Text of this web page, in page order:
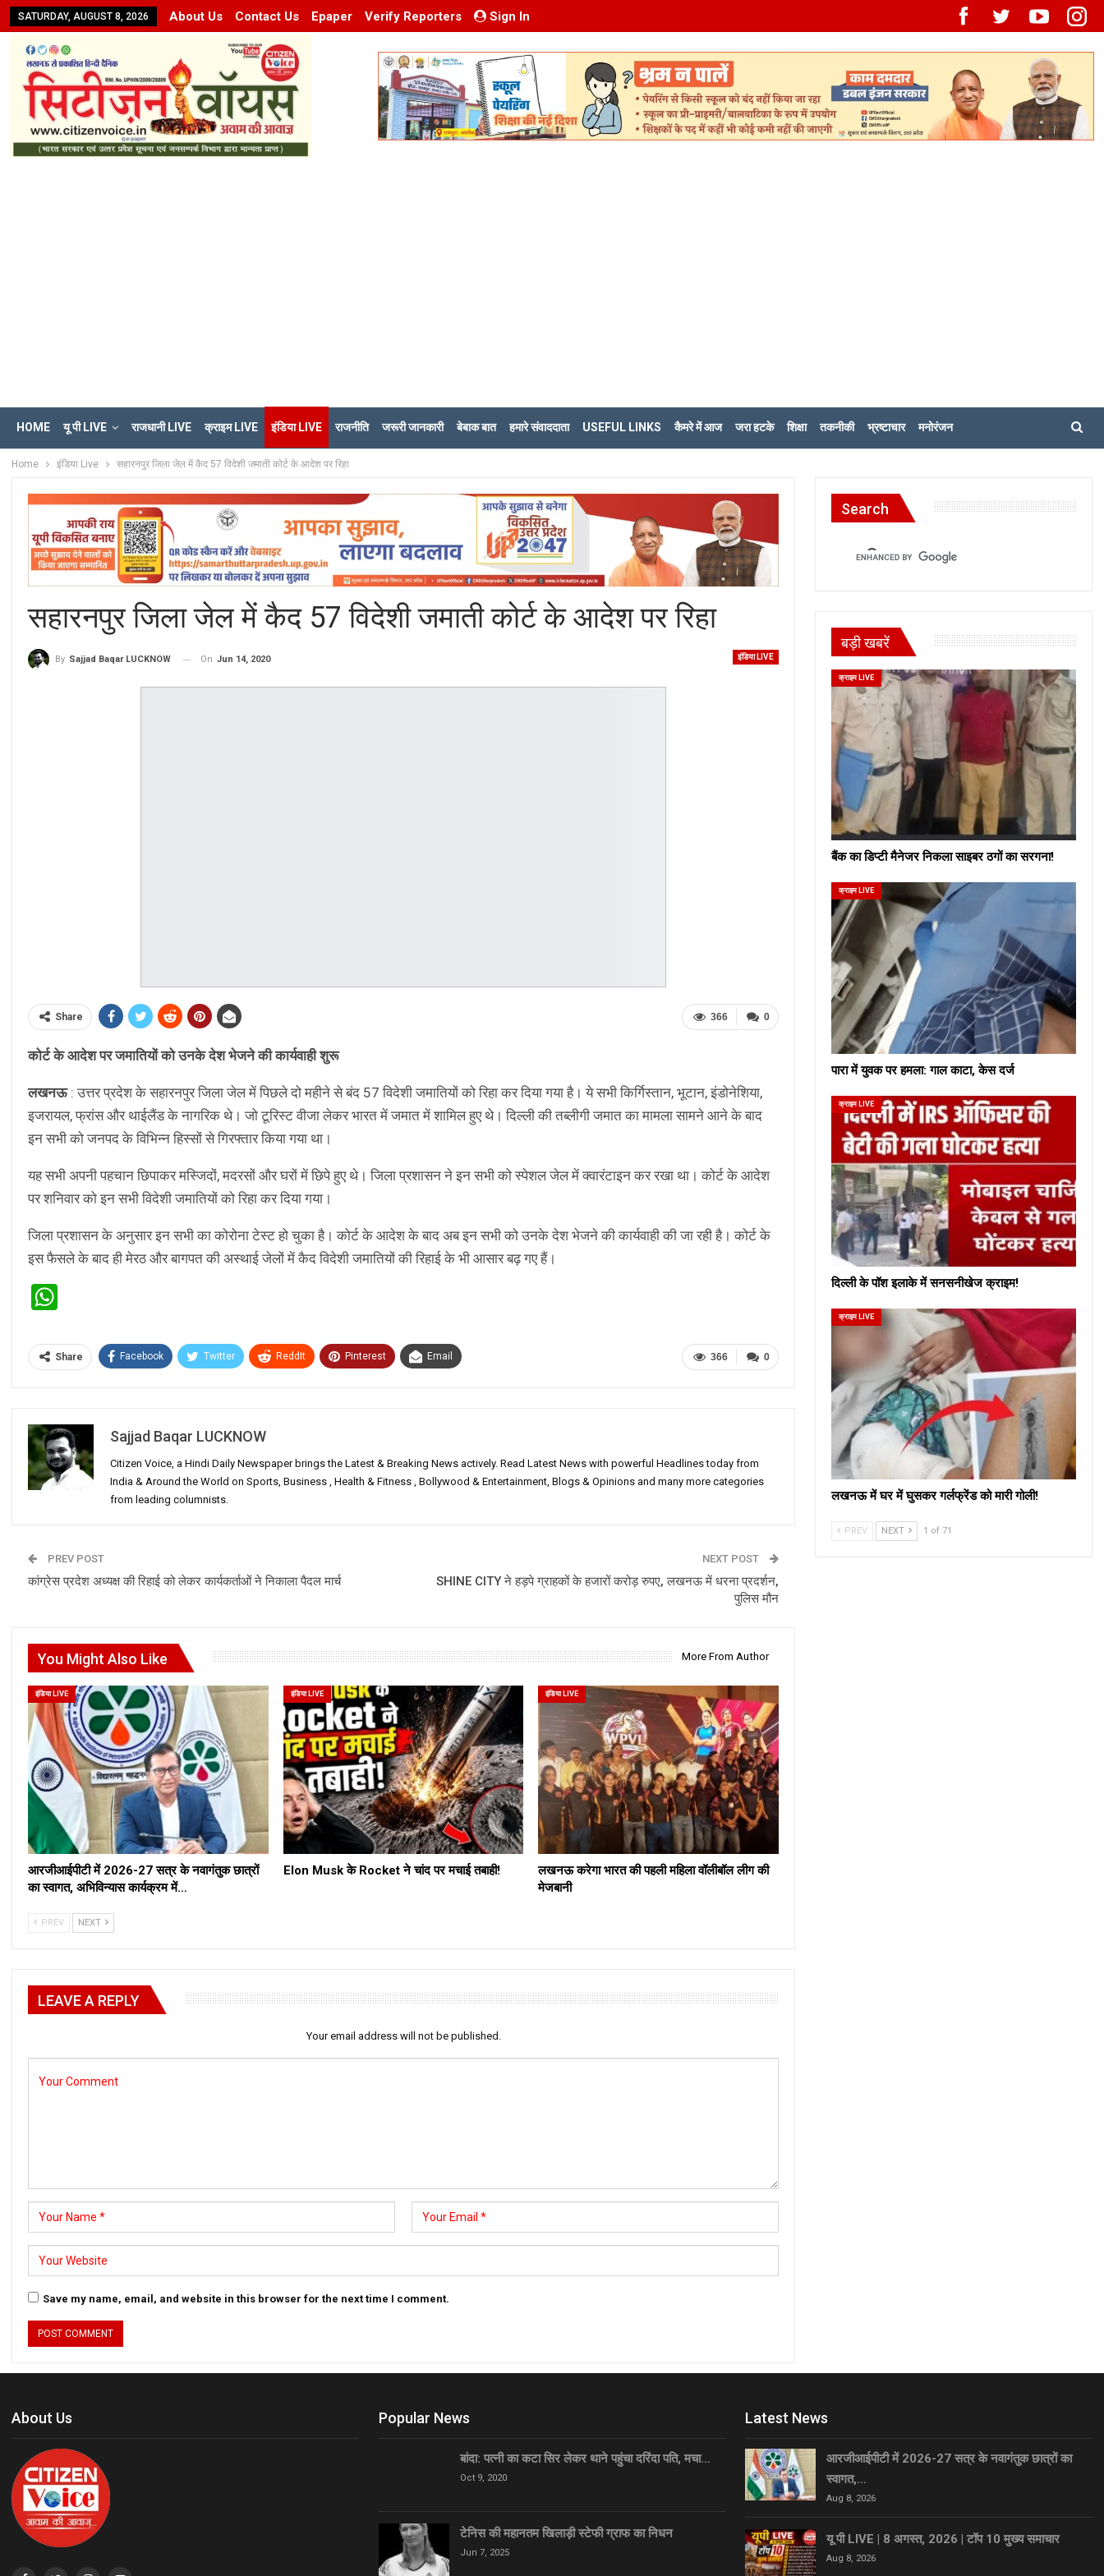
SATURDAY, AUGUST 8, 2026 About Us Contact Us Epaper Verify Reporters Sign In
HOME यू पी LIVE राजधानी LIVE क्राइम LIVE इंडिया LIVE राजनीति जरूरी जानकारी बेबाक बात हमारे संवाददाता USEFUL LINKS कैमरे में आज जरा हटके शिक्षा तकनीकी भ्रष्टाचार मनोरंजन
Home इंडिया Live सहारनपुर जिला जेल में कैद 57 विदेशी जमाती कोर्ट के आदेश पर रिहा
सहारनपुर जिला जेल में कैद 57 विदेशी जमाती कोर्ट के आदेश पर रिहा
इंडिया LIVE
By Sajjad Baqar LUCKNOW On Jun 14, 2020
0
366
Share
कोर्ट के आदेश पर जमातियों को उनके देश भेजने की कार्यवाही शुरू
लखनऊ: उत्तर प्रदेश के सहारनपुर जिला जेल में पिछले दो महीने से बंद 57 विदेशी जमातियों को रिहा कर दिया गया है। ये सभी किर्गिस्तान, भूटान, इंडोनेशिया,
इजरायल, फ्रांस और थाईलैंड के नागरिक थे। जो टूरिस्ट वीजा लेकर भारत में जमात में शामिल हुए थे। दिल्ली की तब्लीगी जमात का मामला सामने आने के बाद
इन सभी को जनपद के विभिन्न हिस्सों से गिरफ्तार किया गया था।
यह सभी अपनी पहचान छिपाकर मस्जिदों, मदरसों और घरों में छिपे हुए थे। जिला प्रशासन ने इन सभी को स्पेशल जेल में क्वारंटाइन कर रखा था। कोर्ट के आदेश
पर शनिवार को इन सभी विदेशी जमातियों को रिहा कर दिया गया।
जिला प्रशासन के अनुसार इन सभी का कोरोना टेस्ट हो चुका है। कोर्ट के आदेश के बाद अब इन सभी को उनके देश भेजने की कार्यवाही की जा रही है। कोर्ट के
इस फैसले के बाद ही मेरठ और बागपत की अस्थाई जेलों में कैद विदेशी जमातियों की रिहाई के भी आसार बढ़ गए हैं।
0
366
Share Facebook Twitter ReddIt Pinterest Email
Sajjad Baqar LUCKNOW
Citizen Voice, a Hindi Daily Newspaper brings the Latest & Breaking News actively. Read Latest News with powerful Headlines today from
India & Around the World on Sports, Business , Health & Fitness , Bollywood & Entertainment, Blogs & Opinions and many more categories
from leading columnists.
PREV POST
कांग्रेस प्रदेश अध्यक्ष की रिहाई को लेकर कार्यकर्ताओं ने निकाला पैदल मार्च
NEXT POST
SHINE CITY ने हड़पे ग्राहकों के हजारों करोड़ रुपए, लखनऊ में धरना प्रदर्शन,
पुलिस मौन
You Might Also Like More From Author
इंडिया LIVE
आरजीआईपीटी में 2026-27 सत्र के नवागंतुक छात्रों
का स्वागत, अभिविन्यास कार्यक्रम में…
इंडिया LIVE
Elon Musk के Rocket ने चांद पर मचाई तबाही!
इंडिया LIVE
लखनऊ करेगा भारत की पहली महिला वॉलीबॉल लीग की
मेजबानी
PREV NEXT
LEAVE A REPLY
Your email address will not be published.
Save my name, email, and website in this browser for the next time I comment.
Search
बड़ी खबरें
क्राइम LIVE
बैंक का डिप्टी मैनेजर निकला साइबर ठगों का सरगना!
क्राइम LIVE
पारा में युवक पर हमला: गाल काटा, केस दर्ज
क्राइम LIVE
दिल्ली के पॉश इलाके में सनसनीखेज क्राइम!
क्राइम LIVE
लखनऊ में घर में घुसकर गर्लफ्रेंड को मारी गोली!
PREV NEXT 1 of 71
About Us Popular News
बांदा: पत्नी का कटा सिर लेकर थाने पहुंचा दरिंदा पति, मचा…
Oct 9, 2020
टेनिस की महानतम खिलाड़ी स्टेफी ग्राफ का निधन
Jun 7, 2025
Latest News
आरजीआईपीटी में 2026-27 सत्र के नवागंतुक छात्रों का
स्वागत,…
Aug 8, 2026
यू पी LIVE | 8 अगस्त, 2026 | टॉप 10 मुख्य समाचार
Aug 8, 2026